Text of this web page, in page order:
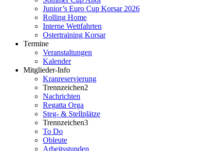
Junior’s Euro Cup Korsar 2026
Rolling Home
Interne Wettfahrten
Ostertraining Korsar
Termine
Veranstaltungen
Kalender
Mitglieder-Info
Kranreservierung
Trennzeichen2
Nachrichten
Regatta Orga
Steg- & Stellplätze
Trennzeichen3
To Do
Obleute
Arbeitsstunden